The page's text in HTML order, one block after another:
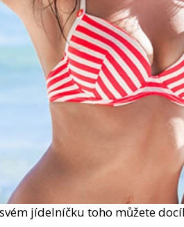
jídelníčku toho můžete
149 Kč